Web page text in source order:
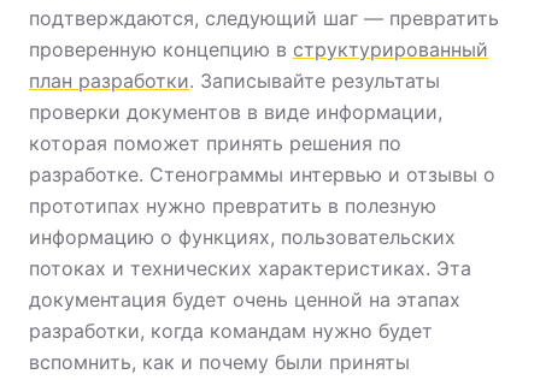
подтверждаются, следующий шаг — превратить
проверенную концепцию в структурированный
план разработки. Записывайте результаты
проверки документов в виде информации,
которая поможет принять решения по
разработке. Стенограммы интервью и отзывы о
прототипах нужно превратить в полезную
информацию о функциях, пользовательских
потоках и технических характеристиках. Эта
документация будет очень ценной на этапах
разработки, когда командам нужно будет
вспомнить, как и почему были приняты